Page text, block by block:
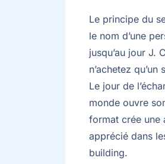
Le principe du
le nom d’une
jusqu’au jour J.
n’achetez
Le jour de
monde ouvre
format crée une
apprécié dans
building.